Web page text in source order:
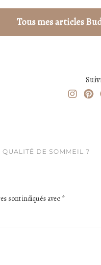
Tous mes articles
DE SOMMEIL ?
sont indiqués avec *